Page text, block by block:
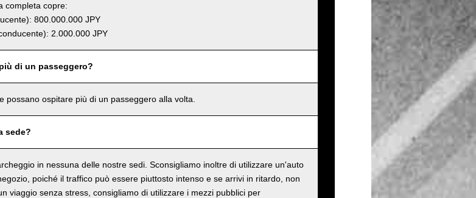
completa copre:
800.000.000 JPY
2.000.000 JPY
di un passeggero?
possano ospitare più di un passeggero alla volta.
sede?
in nessuna delle nostre sedi. Sconsigliamo inoltre di utilizzare un'auto
poiché il traffico può essere piuttosto intenso e se arrivi in ritardo, non
viaggio senza stress, consigliamo di utilizzare i mezzi pubblici per